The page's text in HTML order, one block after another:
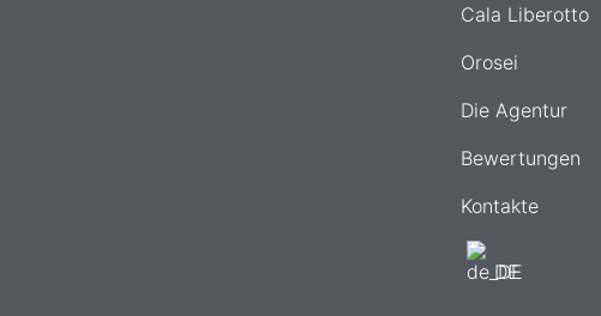
Cala Liberotto
Orosei
Die Agentur
Bewertungen
Kontakte
DE